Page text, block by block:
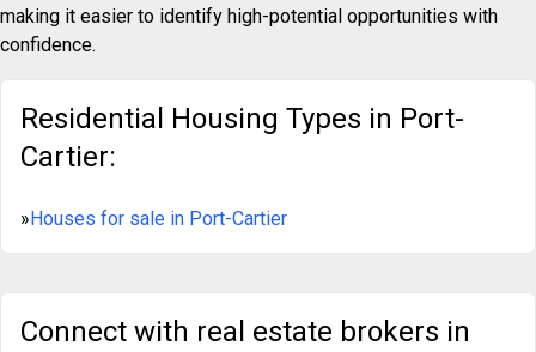
making it easier to identify high-potential opportunities with
confidence.
Residential Housing Types in Port-
Cartier:
»Houses for sale in Port-Cartier
Connect with real estate brokers in